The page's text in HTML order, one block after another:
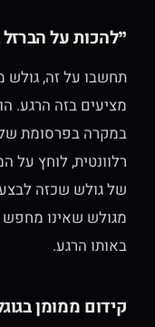
"להכות על הברזל
תחשבו על זה,
מציעים בזה הרגע.
במקרה בפרסומת
רלוונטית, לוחץ על
של גולש שכזה לבצע
מגולש שאינו
באותו הרגע.
קידום ממומן